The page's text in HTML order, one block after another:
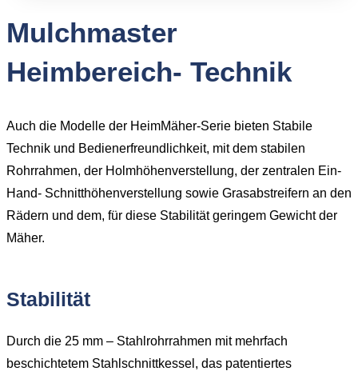
Mulchmaster
Heimbereich- Technik
Auch die Modelle der HeimMäher-Serie bieten Stabile
Technik und Bedienerfreundlichkeit, mit dem stabilen
Rohrrahmen, der Holmhöhenverstellung, der zentralen Ein-
Hand- Schnitthöhenverstellung sowie Grasabstreifern an den
Rädern und dem, für diese Stabilität geringem Gewicht der
Mäher.
Stabilität
Durch die 25 mm – Stahlrohrrahmen mit mehrfach
beschichtetem Stahlschnittkessel, das patentiertes